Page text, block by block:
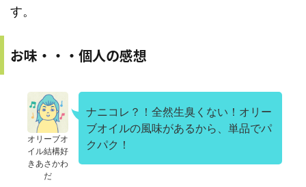
す。
お味・・・個人の感想
オリーブオ
イル結構好
きあさかわ
だ
ナニコレ？！全然生臭くない！オリー
ブオイルの風味があるから、単品でパ
クパク！